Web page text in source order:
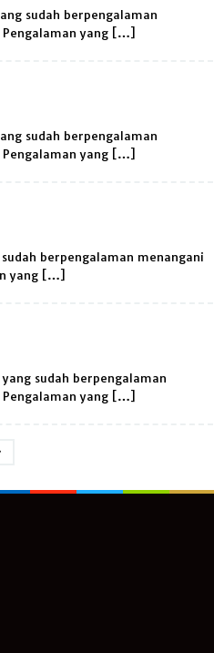
sudah berpengalaman
Pengalaman yang […]
sudah berpengalaman
Pengalaman yang […]
berpengalaman menangani
yang […]
sudah berpengalaman
Pengalaman yang […]